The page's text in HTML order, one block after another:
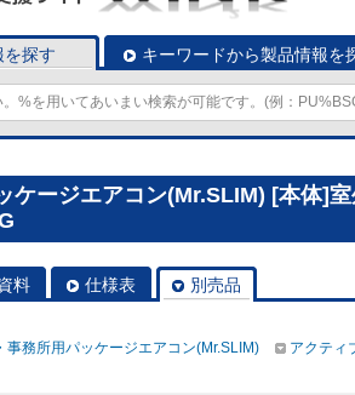
を探す キーワードから製品情報を
ケージエアコン(Mr.SLIM) [本体]
料 仕様表 別売品
事務所用パッケージエアコン(Mr.SLIM) アクティ